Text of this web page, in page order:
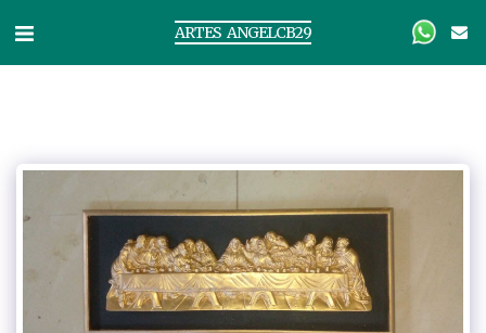
ARTES ANGELCB29